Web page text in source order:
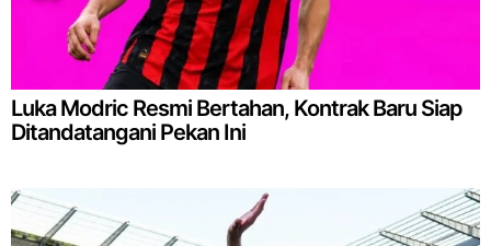
Luka Modric Resmi Bertahan, Kontrak Baru Siap
Ditandatangani Pekan Ini